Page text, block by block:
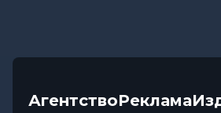
АгентствоРеклама